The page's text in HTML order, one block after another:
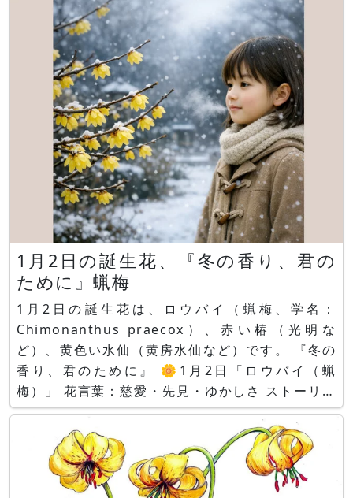
～11月に赤い卵形の果実を成らせその後、暗紫色
に熟します。果実は生け花や切り花などに使われま
す花言葉は
1月2日の誕生花、『冬の香り、君の
ために』蝋梅
1月2日の誕生花は、ロウバイ（蝋梅、学名：
Chimonanthus praecox）、赤い椿（光明な
ど）、黄色い水仙（黄房水仙など）です。 『冬の
香り、君のために』 🌼1月2日「ロウバイ（蝋
梅）」 花言葉：慈愛・先見・ゆかしさ ストーリー
by Aquaさん 、イラスト by Copilotさん 「ロウ
バイ」、ストーリー＆イラスト by Copilotさん 雪
がちらつく寒空の下、 ひとり